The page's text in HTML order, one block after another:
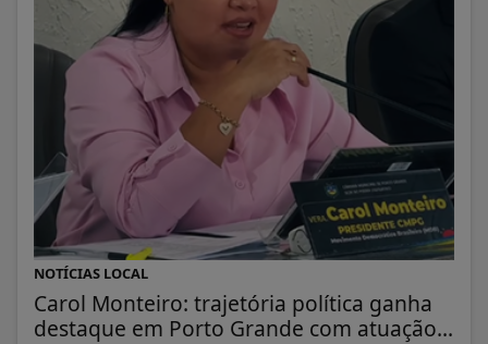
NOTÍCIAS LOCAL
Carol Monteiro: trajetória política ganha
destaque em Porto Grande com atuação...